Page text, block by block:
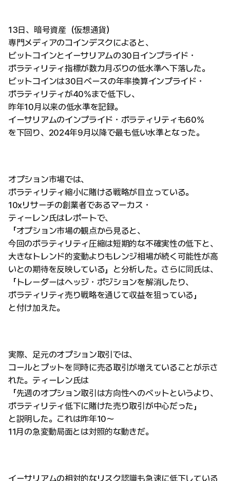
13日、暗号資産（仮想通貨）
専門メディアのコインデスクによると、
ビットコインとイーサリアムの30日インプライド・
ボラティリティ指標が数カ月ぶりの低水準へ下落した。
ビットコインは30日ベースの年率換算インプライド・
ボラティリティが40%まで低下し、
昨年10月以来の低水準を記録。
イーサリアムのインプライド・ボラティリティも60%
を下回り、2024年9月以降で最も低い水準となった。
オプション市場では、
ボラティリティ縮小に賭ける戦略が目立っている。
10xリサーチの創業者であるマーカス・
ティーレン氏はレポートで、
「オプション市場の観点から見ると、
今回のボラティリティ圧縮は短期的な不確実性の低下と、
大きなトレンド的変動よりもレンジ相場が続く可能性が高
いとの期待を反映している」と分析した。さらに同氏は、
「トレーダーはヘッジ・ポジションを解消したり、
ボラティリティ売り戦略を通じて収益を狙っている」
と付け加えた。
実際、足元のオプション取引では、
コールとプットを同時に売る取引が増えていることが示さ
れた。ティーレン氏は
「先週のオプション取引は方向性へのベットというより、
ボラティリティ低下に賭けた売り取引が中心だった」
と説明した。これは昨年10〜
11月の急変動局面とは対照的な動きだ。
イーサリアムの相対的なリスク認識も急速に低下している